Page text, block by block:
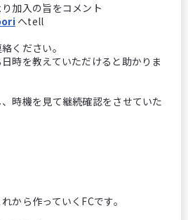
加入の旨をコメント
へtell
ください。
時を教えていただけると助かりま
時機を見て継続確認をさせていた
から作っていくFCです。